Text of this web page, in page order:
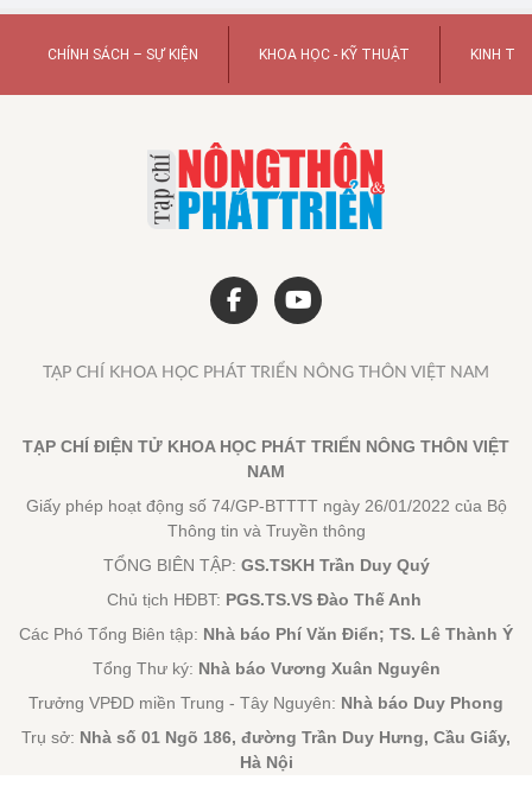
CHÍNH SÁCH – SỰ KIỆN KHOA HỌC - KỸ THUẬT KINH TẾ
TẠP CHÍ KHOA HỌC PHÁT TRIỂN NÔNG THÔN VIỆT NAM
TẠP CHÍ ĐIỆN TỬ KHOA HỌC PHÁT TRIỂN NÔNG THÔN VIỆT
NAM
Giấy phép hoạt động số 74/GP-BTTTT ngày 26/01/2022 của Bộ
Thông tin và Truyền thông
TỔNG BIÊN TẬP: GS.TSKH Trần Duy Quý
Chủ tịch HĐBT: PGS.TS.VS Đào Thế Anh
Các Phó Tổng Biên tập: Nhà báo Phí Văn Điển; TS. Lê Thành Ý
Tổng Thư ký: Nhà báo Vương Xuân Nguyên
Trưởng VPĐD miền Trung - Tây Nguyên: Nhà báo Duy Phong
Trụ sở: Nhà số 01 Ngõ 186, đường Trần Duy Hưng, Cầu Giấy,
Hà Nội